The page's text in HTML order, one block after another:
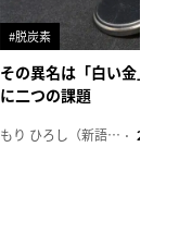
#脱炭素
その異名は「白い金」、リ
に二つの課題
もり ひろし（新語ウォッチャー） 2023年7